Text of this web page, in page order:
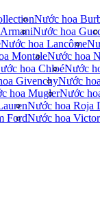
Nước hoa
Nước hoa
Nước hoa Lancôme
MontaleNước hoa
hoa ChloéNước
GivenchyNước
hoa MuglerNước
Nước hoa Roja
FordNước hoa